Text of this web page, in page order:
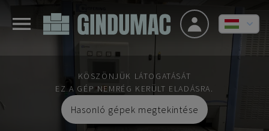
KÖSZÖNJÜK LÁTOGATÁSÁT
EZ A GÉP NEMRÉG KERÜLT ELADÁSRA.
Hasonló gépek megtekintése